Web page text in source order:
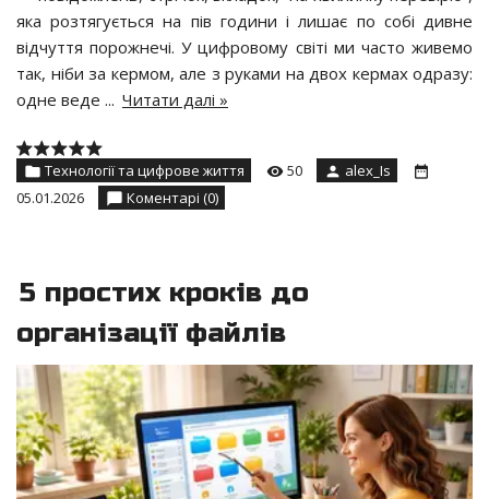
яка розтягується на пів години і лишає по собі дивне
відчуття порожнечі. У цифровому світі ми часто живемо
так, ніби за кермом, але з руками на двох кермах одразу:
одне веде ... Читати далі »
Технології та цифрове життя 50
alex_Is
05.01.2026
Коментарі (0)
5 простих кроків до
організації файлів